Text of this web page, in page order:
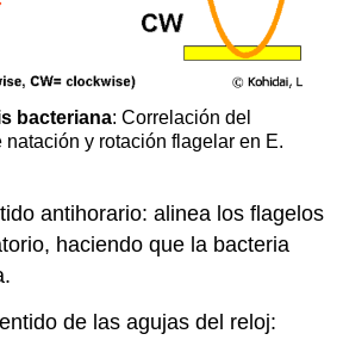
bacteriana: Correlación del
natación y rotación flagelar en E.
antihorario: alinea los flagelos
haciendo que la bacteria
de las agujas del reloj: